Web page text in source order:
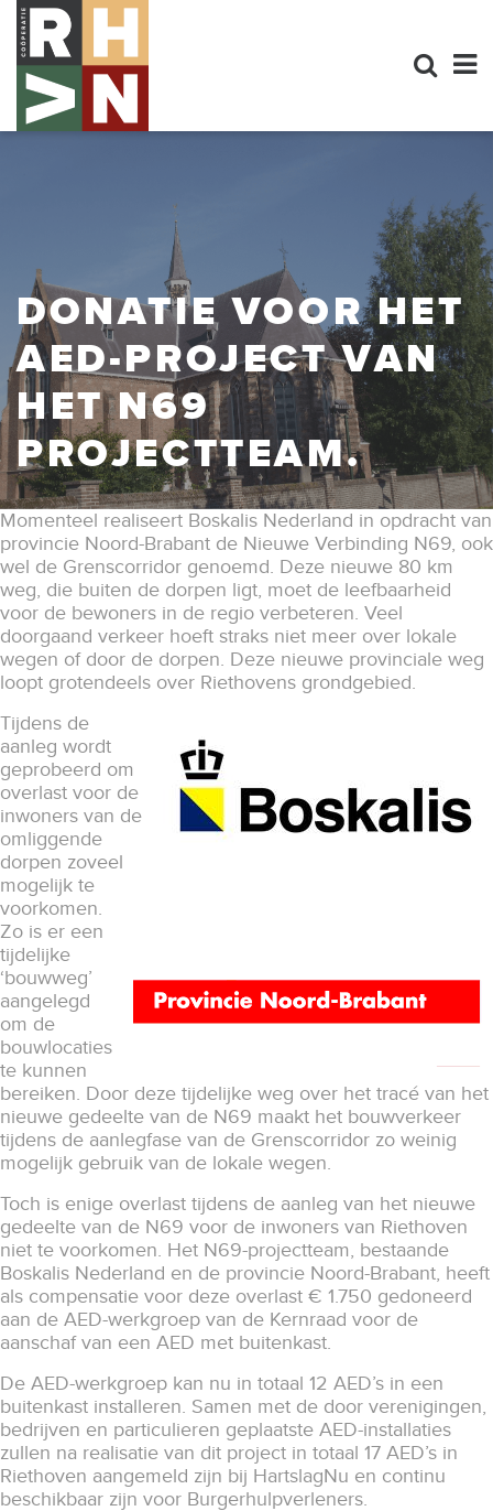
DONATIE VOOR HET
AED-PROJECT VAN
HET N69
PROJECTTEAM.
Momenteel realiseert Boskalis Nederland in opdracht van
provincie Noord-Brabant de Nieuwe Verbinding N69, ook
wel de Grenscorridor genoemd. Deze nieuwe 80 km
weg, die buiten de dorpen ligt, moet de leefbaarheid
voor de bewoners in de regio verbeteren. Veel
doorgaand verkeer hoeft straks niet meer over lokale
wegen of door de dorpen. Deze nieuwe provinciale weg
loopt grotendeels over Riethovens grondgebied.
Tijdens de
aanleg wordt
geprobeerd om
overlast voor de
inwoners van de
omliggende
dorpen zoveel
mogelijk te
voorkomen.
Zo is er een
tijdelijke
‘bouwweg’
aangelegd
om de
bouwlocaties
te kunnen
bereiken. Door deze tijdelijke weg over het tracé van het
nieuwe gedeelte van de N69 maakt het bouwverkeer
tijdens de aanlegfase van de Grenscorridor zo weinig
mogelijk gebruik van de lokale wegen.
Toch is enige overlast tijdens de aanleg van het nieuwe
gedeelte van de N69 voor de inwoners van Riethoven
niet te voorkomen. Het N69-projectteam, bestaande
Boskalis Nederland en de provincie Noord-Brabant, heeft
als compensatie voor deze overlast € 1.750 gedoneerd
aan de AED-werkgroep van de Kernraad voor de
aanschaf van een AED met buitenkast.
De AED-werkgroep kan nu in totaal 12 AED’s in een
buitenkast installeren. Samen met de door verenigingen,
bedrijven en particulieren geplaatste AED-installaties
zullen na realisatie van dit project in totaal 17 AED’s in
Riethoven aangemeld zijn bij HartslagNu en continu
beschikbaar zijn voor Burgerhulpverleners.